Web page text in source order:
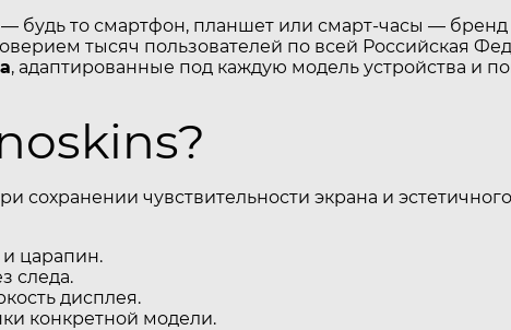
будь то смартфон, планшет или смарт-часы — бренд
тысяч пользователей по всей Российская
, адаптированные под каждую модель устройства и
чувствительности экрана и
царапин.
следа.
дисплея.
конкретной модели.